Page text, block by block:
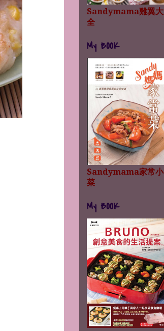
Sandymama雞翼大
全
My BOOK
Sandymama家常小
菜
My BOOK